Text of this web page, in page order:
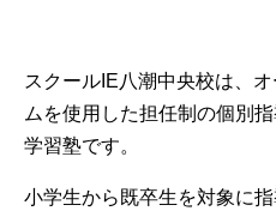
スクールIE八潮中央校は、
ムを使用した担任制の個別
学習塾です。
小学生から既卒生を対象に